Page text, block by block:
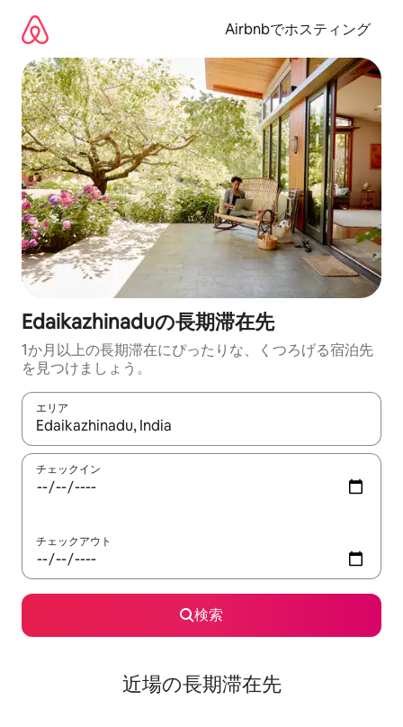
Airbnbでホスティング
Edaikazhinaduの長期滞在先
1か月以上の長期滞在にぴったりな、くつろげる宿泊先
を見つけましょう。
エリア
検索結果が表示されたら、上下の矢印キーを使って移動するか
チェックイン
チェックアウト
検索
近場の長期滞在先